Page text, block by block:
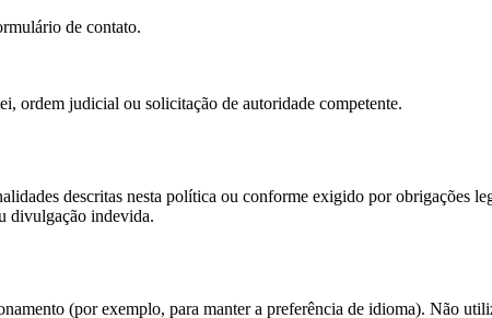
de contato.
ordem judicial ou solicitação de autoridade competente.
descritas nesta política ou conforme exigido por obrigações
divulgação indevida.
(por exemplo, para manter a preferência de idioma). Não